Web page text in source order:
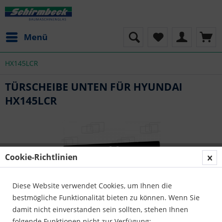
Menü
HX145LCR
TÜRSCHEIBE UNTEN FÜR HYUNDAI
HX145LCR
Cookie-Richtlinien
Diese Website verwendet Cookies, um Ihnen die
bestmögliche Funktionalität bieten zu können. Wenn Sie
damit nicht einverstanden sein sollten, stehen Ihnen